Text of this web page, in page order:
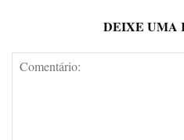
DEIXE UMA